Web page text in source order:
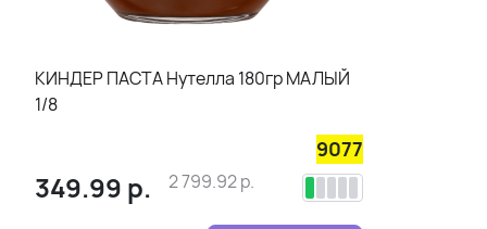
КИНДЕР ПАСТА Нутелла 180гр МАЛЫЙ
1/8
9077
349.99 р. 2 799.92р.